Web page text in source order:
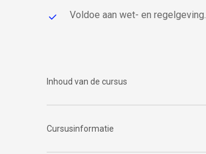
Voldoe aan wet- en regelgeving.
Inhoud van de cursus
uitgebreider:
Cursusinformatie